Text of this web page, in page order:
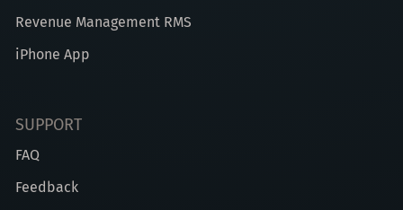
Revenue Management RMS
iPhone App
SUPPORT
FAQ
Feedback